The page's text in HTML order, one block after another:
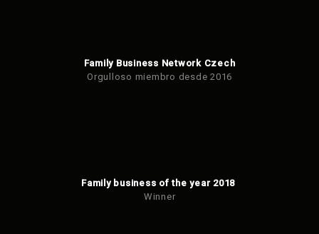
Family Business Network Czech
Orgulloso miembro desde 2016
Family business of the year 2018
Winner